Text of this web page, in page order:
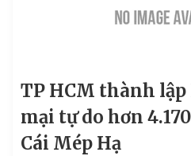
TP HCM thành
mại tự do hơn
Cái Mép Hạ